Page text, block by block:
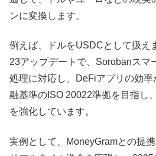
ンに変換します。
例えば、ドルをUSDCとして扱え
23アップデートで、Sorobanスマ
処理に対応し、DeFiアプリの効
融基準のISO 20022準拠を目指し
を強化しています。
実例として、MoneyGramとの提